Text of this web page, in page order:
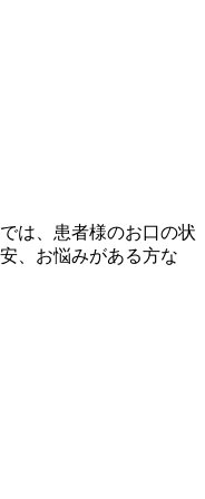
は、患者様のお口の状
、お悩みがある方な